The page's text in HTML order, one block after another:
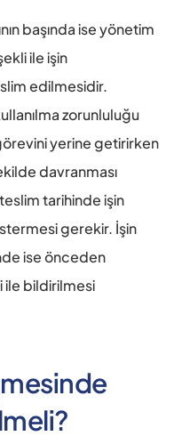
başında ise yönetim
ile işin
edilmesidir.
zorunluluğu
yerine getirirken
davranması
tarihinde işin
gerekir. İşin
ise önceden
bildirilmesi